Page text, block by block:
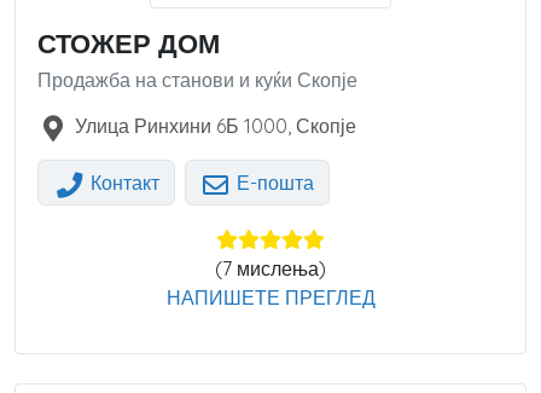
СТОЖЕР ДОМ
Продажба на станови и куќи Скопје
Улица Ринхини 6Б 1000, Скопје
Контакт Е-пошта
(7 мислења)
НАПИШЕТЕ ПРЕГЛЕД